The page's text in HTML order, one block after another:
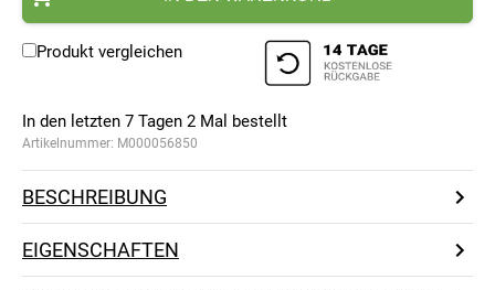
Produkt vergleichen
In den letzten 7 Tagen 2 Mal bestellt
Artikelnummer: M000056850
BESCHREIBUNG
EIGENSCHAFTEN